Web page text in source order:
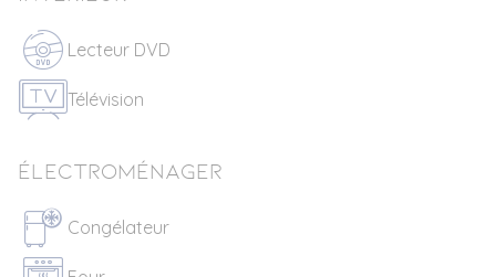
Lecteur DVD
Télévision
Électroménager
Congélateur